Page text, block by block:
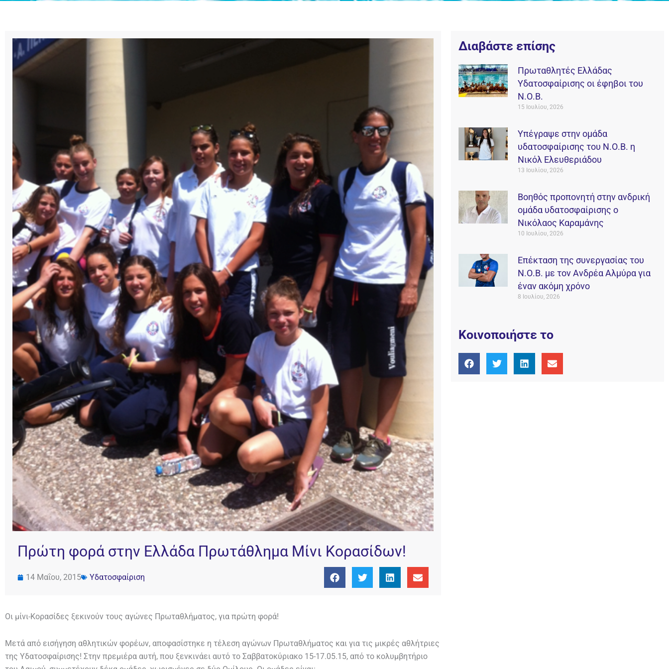
Πρώτη φορά στην Ελλάδα Πρωτάθλημα Μίνι Κορασίδων!
14 Μαΐου, 2015 Υδατοσφαίριση
Οι μίνι-Κορασίδες ξεκινούν τους αγώνες Πρωταθλήματος, για πρώτη φορά!
Μετά από εισήγηση αθλητικών φορέων, αποφασίστηκε η τέλεση αγώνων Πρωταθλήματος και για τις μικρές αθλήτριες
της Υδατοσφαίρισης! Στην πρεμιέρα αυτή, που ξενκινάει αυτό το Σαββατοκύριακο 15-17.05.15, από το κολυμβητήριο
Διαβάστε επίσης
Πρωταθλητές Ελλάδας
Υδατοσφαίρισης οι έφηβοι του
Ν.Ο.Β.
15 Ιουλίου, 2026
Υπέγραψε στην ομάδα
υδατοσφαίρισης του Ν.Ο.Β. η
Νικόλ Ελευθεριάδου
13 Ιουλίου, 2026
Βοηθός προπονητή στην ανδρική
ομάδα υδατοσφαίρισης ο
Νικόλαος Καραμάνης
10 Ιουλίου, 2026
Επέκταση της συνεργασίας του
Ν.Ο.Β. με τον Ανδρέα Αλμύρα για
έναν ακόμη χρόνο
8 Ιουλίου, 2026
Κοινοποιήστε το